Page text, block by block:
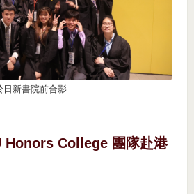
日新書院前合影
Honors College 團隊赴港